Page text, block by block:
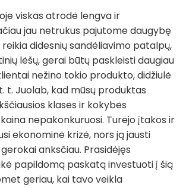
viskas atrodė lengva ir
jau netrukus pajutome daugybę
didesnių sandėliavimo patalpų,
lėšų, gerai būtų paskleisti daugiau
nežino tokio produkto, didžiulė
t. Juolab, kad mūsų produktas
klasės ir kokybės
nepakonkuruosi. Turėjo įtakos ir
ekonominė krizė, nors ją jausti
anksčiau. Prasidėjęs
papildomą paskatą investuoti į šią
geriau, kai tavo veikla